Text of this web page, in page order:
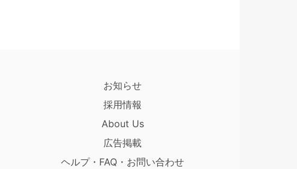
お知らせ
採用情報
About Us
広告掲載
ヘルプ・FAQ・お問い合わせ